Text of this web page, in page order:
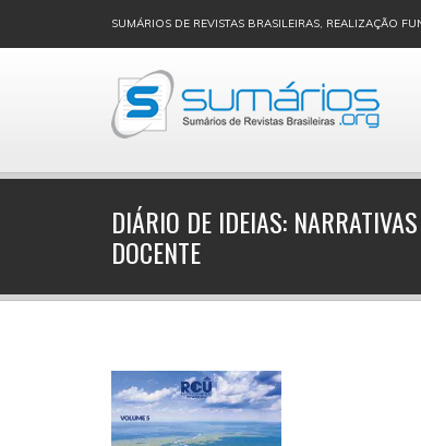
SUMÁRIOS DE REVISTAS BRASILEIRAS, REALIZAÇÃO
DIÁRIO DE IDEIAS:
DOCENTE